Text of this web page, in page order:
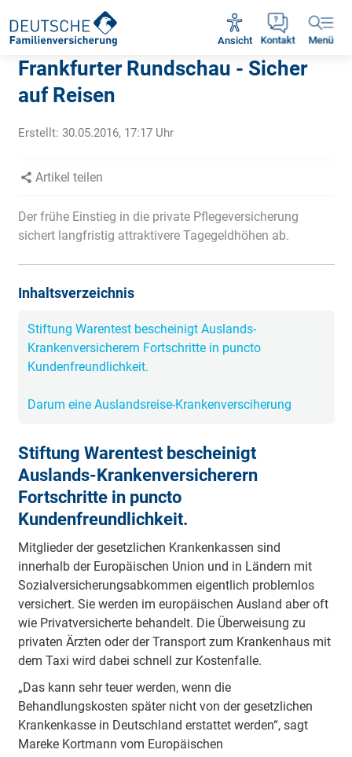
Kontakt
Ansicht Menü
Rückruf vereinbaren
Frankfurter Rundschau - Sicher
auf Reisen
Erstellt: 30.05.2016, 17:17Uhr
Artikel teilen
Der frühe Einstieg in die private Pflegeversicherung
sichert langfristig attraktivere Tagegeldhöhen ab.
Stiftung Warentest bescheinigt
Auslands-Krankenversicherern
Fortschritte in puncto
Kundenfreundlichkeit.
Mitglieder der gesetzlichen Krankenkassen sind
innerhalb der Europäischen Union und in Ländern mit
Sozialversicherungsabkommen eigentlich problemlos
versichert. Sie werden im europäischen Ausland aber oft
wie Privatversicherte behandelt. Die Überweisung zu
privaten Ärzten oder der Transport zum Krankenhaus mit
dem Taxi wird dabei schnell zur Kostenfalle.
„Das kann sehr teuer werden, wenn die
Behandlungskosten später nicht von der gesetzlichen
Krankenkasse in Deutschland erstattet werden“, sagt
Mareke Kortmann vom Europäischen
Inhaltsverzeichnis
Stiftung Warentest bescheinigt Auslands-
Krankenversicherern Fortschritte in puncto
Kundenfreundlichkeit.
Darum eine Auslandsreise-Krankenversciherung